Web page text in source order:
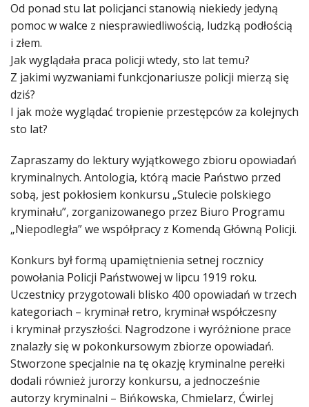
Od ponad stu lat policjanci stanowią niekiedy jedyną
pomoc w walce z niesprawiedliwością, ludzką podłością
i złem.
Jak wyglądała praca policji wtedy, sto lat temu?
Z jakimi wyzwaniami funkcjonariusze policji mierzą się
dziś?
I jak może wyglądać tropienie przestępców za kolejnych
sto lat?
Zapraszamy do lektury wyjątkowego zbioru opowiadań
kryminalnych. Antologia, którą macie Państwo przed
sobą, jest pokłosiem konkursu „Stulecie polskiego
kryminału”, zorganizowanego przez Biuro Programu
„Niepodległa” we współpracy z Komendą Główną Policji.
Konkurs był formą upamiętnienia setnej rocznicy
powołania Policji Państwowej w lipcu 1919 roku.
Uczestnicy przygotowali blisko 400 opowiadań w trzech
kategoriach – kryminał retro, kryminał współczesny
i kryminał przyszłości. Nagrodzone i wyróżnione prace
znalazły się w pokonkursowym zbiorze opowiadań.
Stworzone specjalnie na tę okazję kryminalne perełki
dodali również jurorzy konkursu, a jednocześnie
autorzy kryminalni – Bińkowska, Chmielarz, Ćwirlej